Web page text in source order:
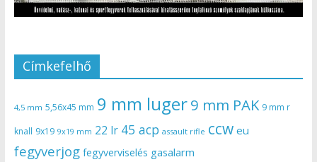
Címkefelhő
4,5 mm 5,56x45 mm 9 mm luger9 mm PAK 9 mm r
knall 9x19 9x19 mm 22 lr 45 acp assault rifle ccw eu
fegyverjog fegyverviselés gasalarm